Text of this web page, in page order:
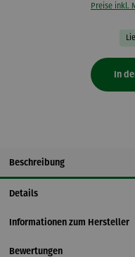
Preise inkl.
In
Beschreibung
Details
Informationen zum Hersteller
Bewertungen